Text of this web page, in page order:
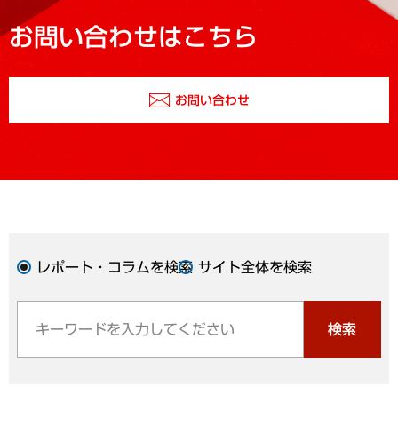
お問い合わせはこちら
お問い合わせ
レポート・コラムを検索 サイト全体を検索
検索